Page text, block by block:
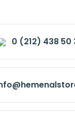
0 (212) 438 50